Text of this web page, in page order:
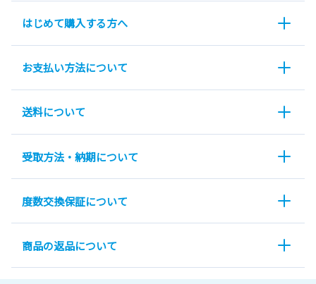
はじめて購入する方へ
お支払い方法について
送料について
受取方法・納期について
度数交換保証について
商品の返品について